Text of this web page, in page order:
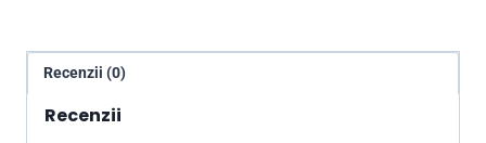
Recenzii (0)
Recenzii